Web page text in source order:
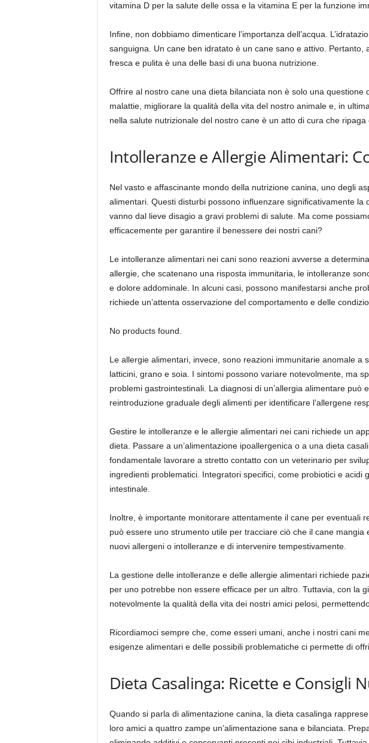
vitamina D per la salute delle ossa e la vitamina E per la funzione
Infine, non dobbiamo dimenticare l’importanza dell’acqua.
sanguigna. Un cane ben idratato è un cane sano e attivo.
fresca e pulita è una delle basi di una buona nutrizione.
Offrire al nostro cane una dieta bilanciata non è solo una
malattie, migliorare la qualità della vita del nostro animale e, in
nella salute nutrizionale del nostro cane è un atto di cura che ripaga
Intolleranze e Allergie Alimentari:
Nel vasto e affascinante mondo della nutrizione canina, uno degli
alimentari. Questi disturbi possono influenzare significativamente
vanno dal lieve disagio a gravi problemi di salute. Ma come
efficacemente per garantire il benessere dei nostri cani?
Le intolleranze alimentari nei cani sono reazioni avverse a
allergie, che scatenano una risposta immunitaria, le intolleranze
e dolore addominale. In alcuni casi, possono manifestarsi anche
richiede un’attenta osservazione del comportamento e delle
No products found.
Le allergie alimentari, invece, sono reazioni immunitarie anomale a
latticini, grano e soia. I sintomi possono variare notevolmente, ma
problemi gastrointestinali. La diagnosi di un’allergia alimentare
reintroduzione graduale degli alimenti per identificare l’allergene
Gestire le intolleranze e le allergie alimentari nei cani richiede un
dieta. Passare a un’alimentazione ipoallergenica o a una dieta
fondamentale lavorare a stretto contatto con un veterinario per
ingredienti problematici. Integratori specifici, come probiotici e
intestinale.
Inoltre, è importante monitorare attentamente il cane per eventuali
può essere uno strumento utile per tracciare ciò che il cane
nuovi allergeni o intolleranze e di intervenire tempestivamente.
La gestione delle intolleranze e delle allergie alimentari richiede
per uno potrebbe non essere efficace per un altro. Tuttavia, con la
notevolmente la qualità della vita dei nostri amici pelosi,
Ricordiamoci sempre che, come esseri umani, anche i nostri cani
esigenze alimentari e delle possibili problematiche ci permette di
Dieta Casalinga: Ricette e Consigli
Quando si parla di alimentazione canina, la dieta casalinga
loro amici a quattro zampe un’alimentazione sana e bilanciata.